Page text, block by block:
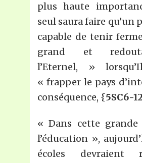
plus haute
seul saura faire qu’un
capable de tenir
grand et
l’Eternel, »
« frapper le pays
conséquence, {5SC6-
« Dans cette
l’éducation »,
écoles devraient